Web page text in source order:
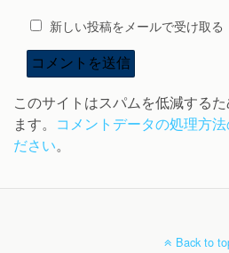
新しい投稿をメールで受け取る
このサイトはスパムを低減する
ます。 コメントデータの処理方
ださい。
Back to